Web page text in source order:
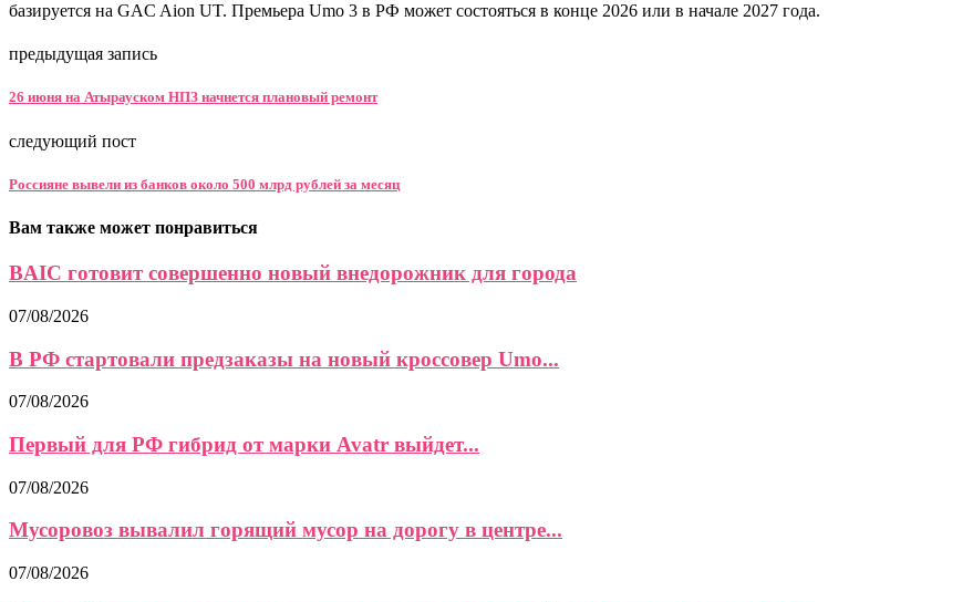
базируется на GAC Aion UT. Премьера Umo 3 в РФ может состояться в конце 2026 или в начале 2027 года.
предыдущая запись
26 июня на Атырауском НПЗ начнется плановый ремонт
следующий пост
Россияне вывели из банков около 500 млрд рублей за месяц
Вам также может понравиться
BAIC готовит совершенно новый внедорожник для города
07/08/2026
В РФ стартовали предзаказы на новый кроссовер Umo...
07/08/2026
Первый для РФ гибрид от марки Avatr выйдет...
07/08/2026
Мусоровоз вывалил горящий мусор на дорогу в центре...
07/08/2026